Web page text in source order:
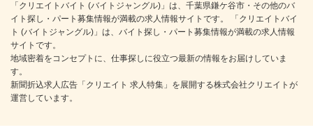
「クリエイトバイト (バイトジャングル)」は、千葉県鎌ケ谷市・その他のバ
イト探し・パート募集情報が満載の求人情報サイトです。 「クリエイトバイ
ト (バイトジャングル)」は、バイト探し・パート募集情報が満載の求人情報
サイトです。
地域密着をコンセプトに、仕事探しに役立つ最新の情報をお届けしていま
す。
新聞折込求人広告「クリエイト 求人特集」を展開する株式会社クリエイトが
運営しています。